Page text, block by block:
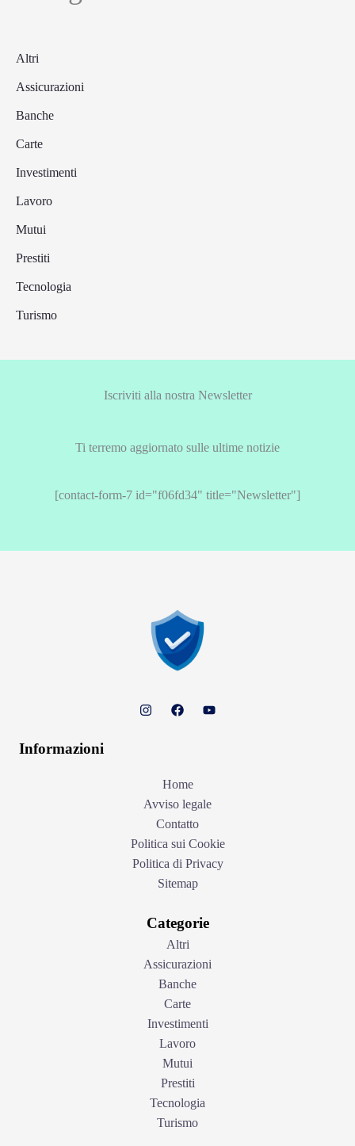
Altri
Assicurazioni
Banche
Carte
Investimenti
Lavoro
Mutui
Prestiti
Tecnologia
Turismo
Iscriviti alla nostra Newsletter
Ti terremo aggiornato sulle ultime notizie
[contact-form-7 id="f06fd34" title="Newsletter"]
Informazioni
Home
Avviso legale
Contatto
Politica sui Cookie
Politica di Privacy
Sitemap
Categorie
Altri
Assicurazioni
Banche
Carte
Investimenti
Lavoro
Mutui
Prestiti
Tecnologia
Turismo